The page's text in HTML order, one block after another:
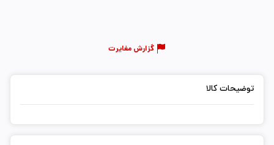
گزارش مغایرت
توضیحات کالا